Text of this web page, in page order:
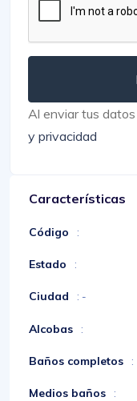
Al enviar tus
y privacidad
Características
Código :
Estado :
Ciudad : -
Alcobas :
Baños completos :
Medios baños :